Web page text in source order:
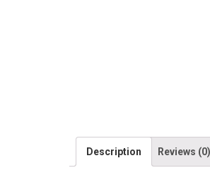
Description Reviews (0)